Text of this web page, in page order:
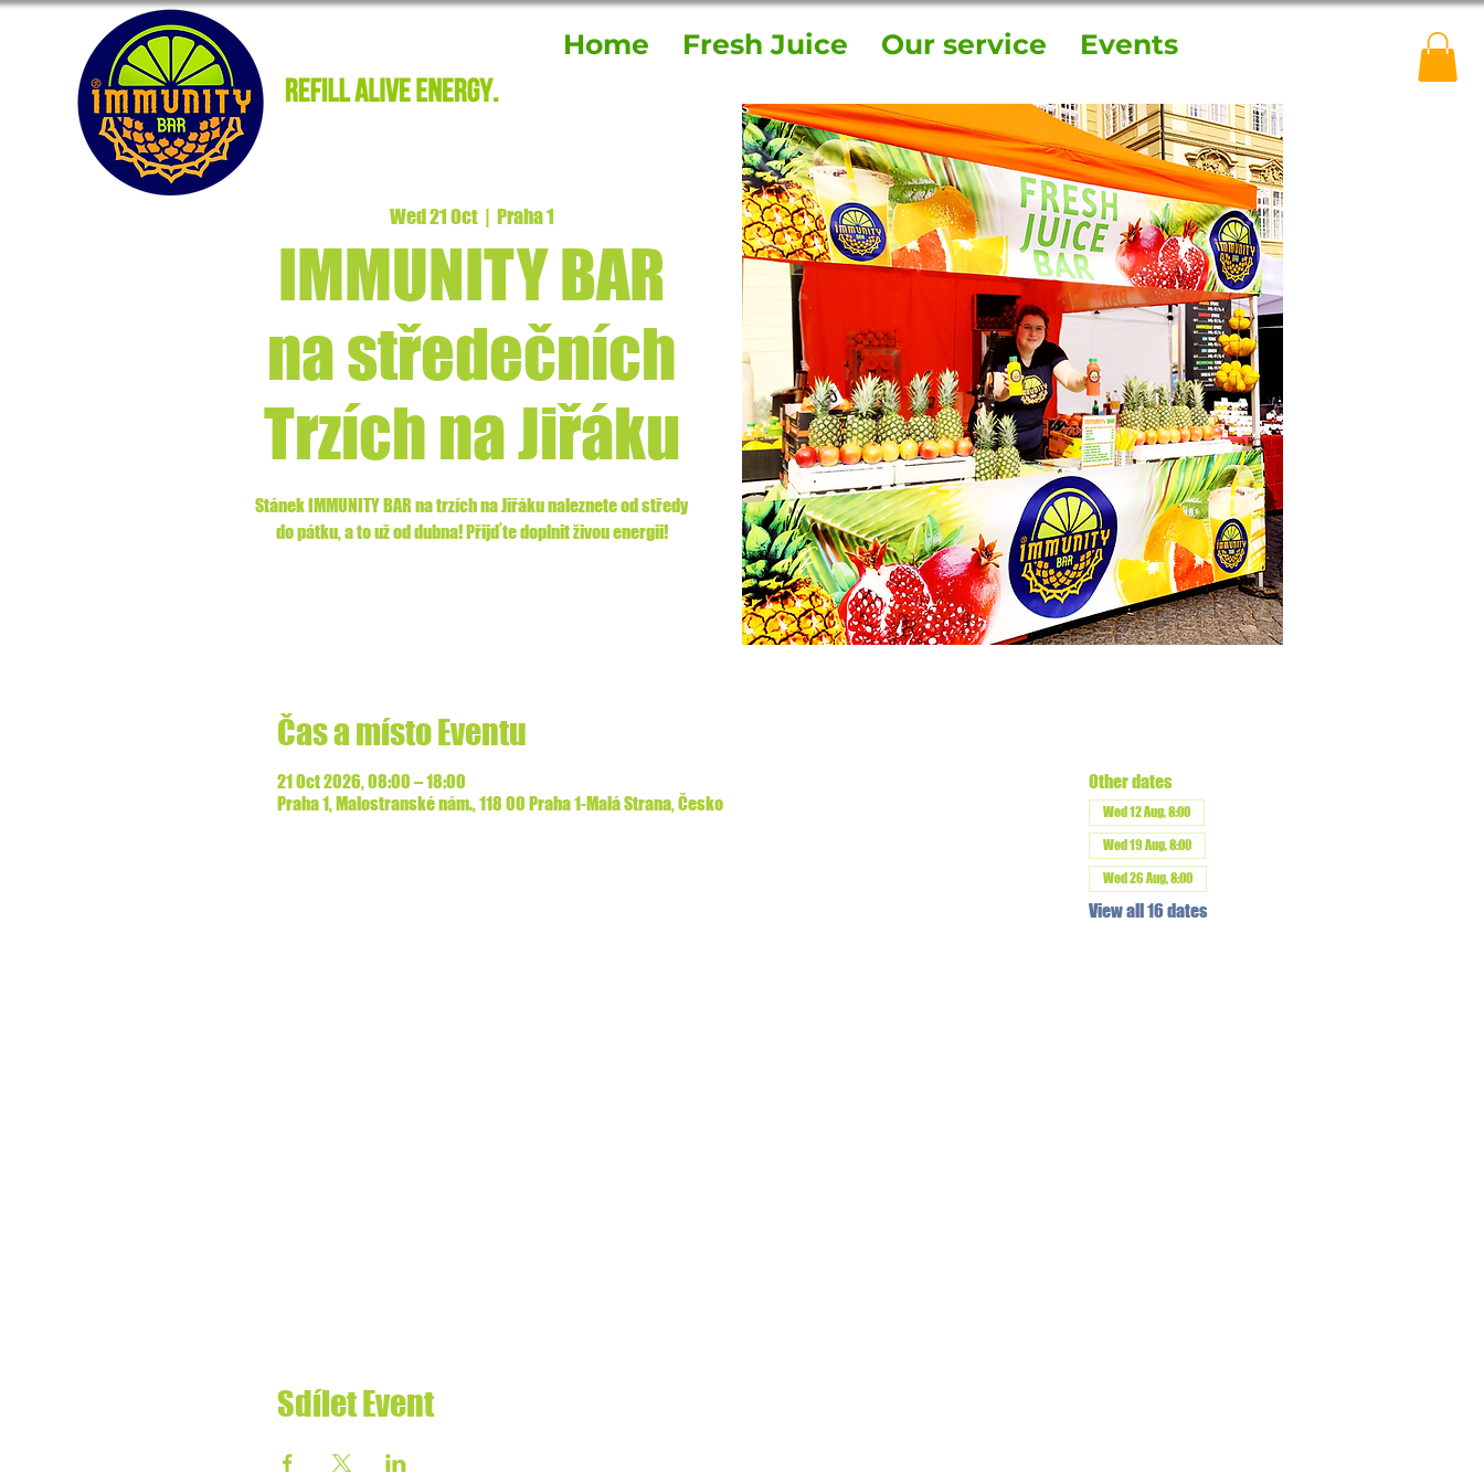
Home Fresh Juice Our service Events
Wed 21 Oct
  |
Praha 1
IMMUNITY BAR
na středečních
Trzích na Jiřáku
Stánek IMMUNITY BAR na trzích na Jiřáku naleznete od středy
do pátku, a to už od dubna! Přijďte doplnit živou energii!
Čas a místo Eventu
21 Oct 2026, 08:00 – 18:00
Praha 1, Malostranské nám., 118 00 Praha 1-Malá Strana, Česko
Other dates
Wed 12 Aug, 8:00
Wed 19 Aug, 8:00
Wed 26 Aug, 8:00
View all 16 dates
Sdílet Event